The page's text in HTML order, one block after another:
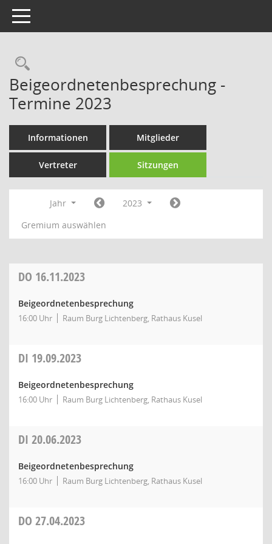
Toggle navigation
Rechercheauswahl
Beigeordnetenbesprechung -
Termine 2023
Informationen Mitglieder
Vertreter Sitzungen
Jahr
2023
Gremium auswählen
DO 16.11.2023
Beigeordnetenbesprechung
16:00 Uhr Raum Burg Lichtenberg, Rathaus Kusel
DI 19.09.2023
Beigeordnetenbesprechung
16:00 Uhr Raum Burg Lichtenberg, Rathaus Kusel
DI 20.06.2023
Beigeordnetenbesprechung
16:00 Uhr Raum Burg Lichtenberg, Rathaus Kusel
DO 27.04.2023